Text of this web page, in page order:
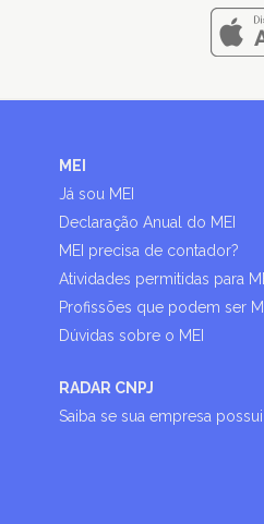
MEI
Já sou MEI
Declaração Anual do MEI
MEI precisa de contador?
Atividades permitidas para
Profissões que podem ser
Dúvidas sobre o MEI
RADAR CNPJ
Saiba se sua empresa